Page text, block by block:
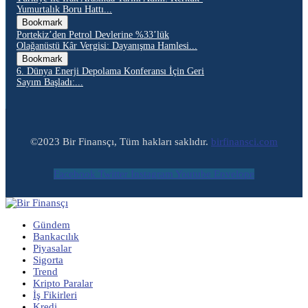
Yumurtalık Boru Hattı...
Bookmark
Portekiz’den Petrol Devlerine %33’lük
Olağanüstü Kâr Vergisi: Dayanışma Hamlesi...
Bookmark
6. Dünya Enerji Depolama Konferansı İçin Geri
Sayım Başladı:...
©2023 Bir Finansçı, Tüm hakları saklıdır. birfinansci.com
Facebook Twitter Instagram Youtube Envelope
Gündem
Bankacılık
Piyasalar
Sigorta
Trend
Kripto Paralar
İş Fikirleri